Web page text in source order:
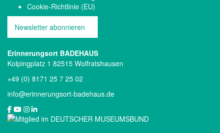
Cookie-Richtlinie (EU)
Newsletter abonnieren
Erinnerungsort BADEHAUS
Kolpingplatz 1 82515 Wolfratshausen
+49 (0) 8171 25 7 25 02
info@erinnerungsort-badehaus.de